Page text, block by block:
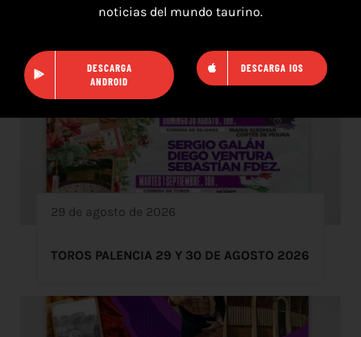
29 de agosto de 2026
TOROS PALENCIA 29 Y 30 DE AGOSTO 2026
noticias del mundo taurino.
DESCARGA
ANDROID
DESCARGA IOS